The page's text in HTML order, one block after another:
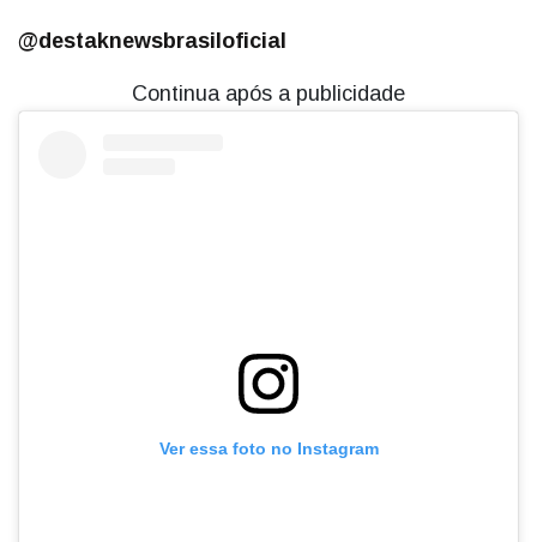
@destaknewsbrasiloficial
Continua após a publicidade
Ver essa foto no Instagram